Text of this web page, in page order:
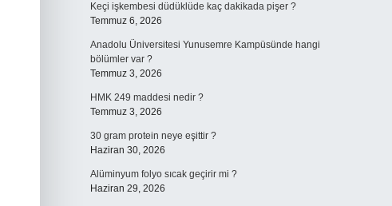
Keçi işkembesi düdüklüde kaç dakikada pişer ?
Temmuz 6, 2026
Anadolu Üniversitesi Yunusemre Kampüsünde hangi
bölümler var ?
Temmuz 3, 2026
HMK 249 maddesi nedir ?
Temmuz 3, 2026
30 gram protein neye eşittir ?
Haziran 30, 2026
Alüminyum folyo sıcak geçirir mi ?
Haziran 29, 2026